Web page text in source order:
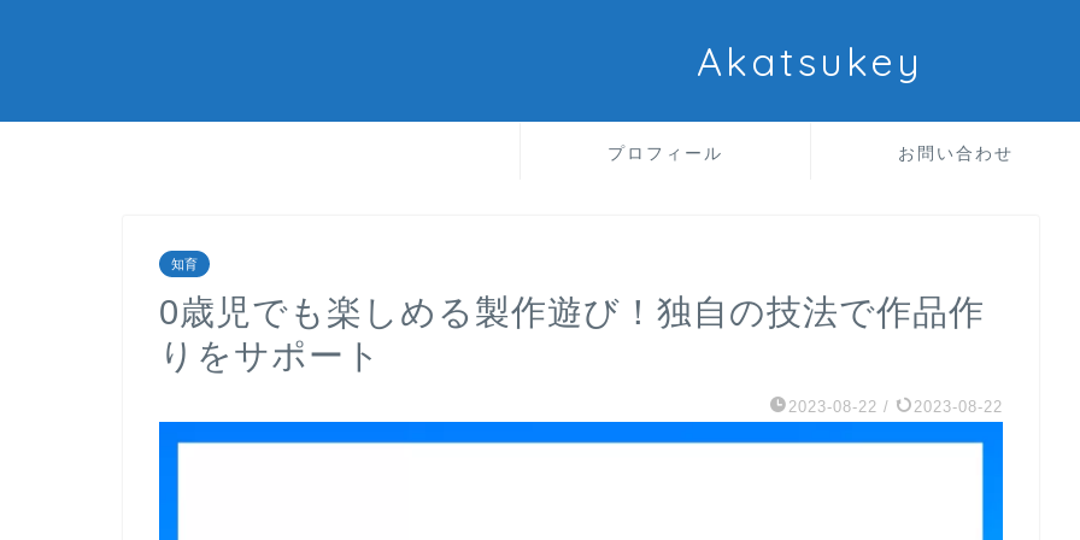
Akatsukey
プロフィール お問い合わせ
知育
0歳児でも楽しめる製作遊び！独自の技法で作品作
りをサポート
2023-08-22 / 2023-08-22